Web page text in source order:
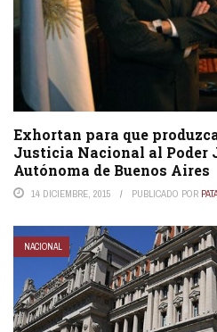
Exhortan para que
Justicia Nacional al Poder
Autónoma de Buenos Aires
14 DICIEMBRE, 2015 PUBLICADO POR
NACIONAL